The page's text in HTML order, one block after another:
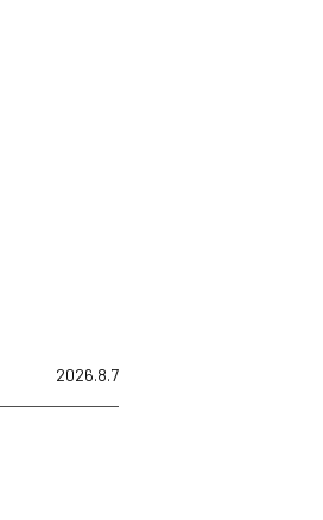
2026.8.7